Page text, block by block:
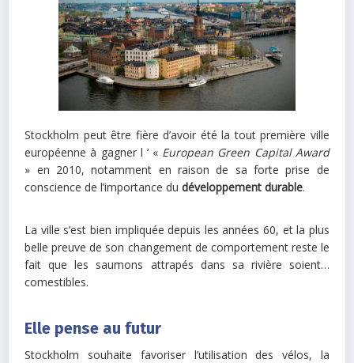
Stockholm peut être fière d’avoir été la tout première ville
européenne à gagner l ‘ « European Green Capital Award
» en 2010, notamment en raison de sa forte prise de
conscience de l’importance dudéveloppement durable.
La ville s’est bien impliquée depuis les années 60, et la plus
belle preuve de son changement de comportement reste le
fait que les saumons attrapés dans sa rivière soient…
comestibles.
Elle pense au futur
Stockholm souhaite favoriser l’utilisation des vélos, la